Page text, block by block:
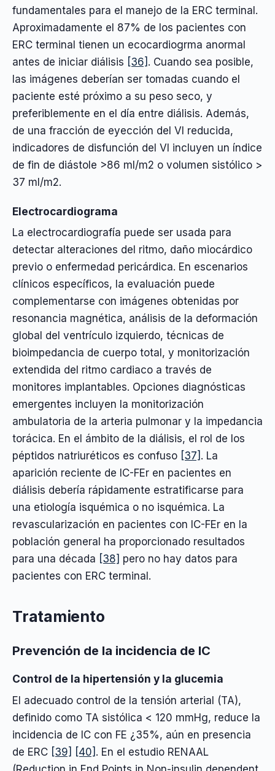
fundamentales para el manejo de la ERC terminal.
Aproximadamente el 87% de los pacientes con
ERC terminal tienen un ecocardiogrma anormal
antes de iniciar diálisis [36] . Cuando sea posible,
las imágenes deberían ser tomadas cuando el
paciente esté próximo a su peso seco, y
preferiblemente en el día entre diálisis. Además,
de una fracción de eyección del VI reducida,
indicadores de disfunción del VI incluyen un índice
de fin de diástole >86 ml/m2 o volumen sistólico >
37 ml/m2.
Electrocardiograma
La electrocardiografía puede ser usada para
detectar alteraciones del ritmo, daño miocárdico
previo o enfermedad pericárdica. En escenarios
clínicos específicos, la evaluación puede
complementarse con imágenes obtenidas por
resonancia magnética, análisis de la deformación
global del ventrículo izquierdo, técnicas de
bioimpedancia de cuerpo total, y monitorización
extendida del ritmo cardiaco a través de
monitores implantables. Opciones diagnósticas
emergentes incluyen la monitorización
ambulatoria de la arteria pulmonar y la impedancia
torácica. En el ámbito de la diálisis, el rol de los
péptidos natriuréticos es confuso [37] . La
aparición reciente de IC-FEr en pacientes en
diálisis debería rápidamente estratificarse para
una etiología isquémica o no isquémica. La
revascularización en pacientes con IC-FEr en la
población general ha proporcionado resultados
para una década [38] pero no hay datos para
pacientes con ERC terminal.
Tratamiento
Prevención de la incidencia de IC
Control de la hipertensión y la glucemia
El adecuado control de la tensión arterial (TA),
definido como TA sistólica < 120 mmHg, reduce la
incidencia de IC con FE ¿35%, aún en presencia
de ERC [39] [40] . En el estudio RENAAL